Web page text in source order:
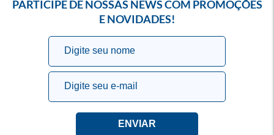
PARTICIPE DE NOSSAS NEWS COM PROMOÇÕES
E NOVIDADES!